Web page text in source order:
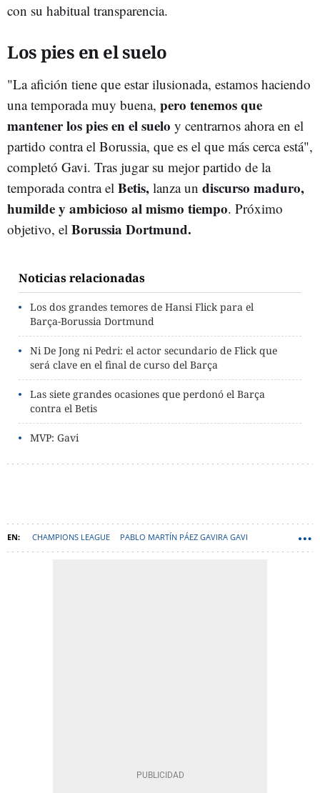
con su habitual transparencia.
Los pies en el suelo
"La afición tiene que estar ilusionada, estamos haciendo
una temporada muy buena, pero tenemos que
mantener los pies en el suelo y centrarnos ahora en el
partido contra el Borussia, que es el que más cerca está",
completó Gavi. Tras jugar su mejor partido de la
temporada contra el Betis, lanza un discurso maduro,
humilde y ambicioso al mismo tiempo. Próximo
objetivo, el Borussia Dortmund.
Noticias relacionadas
Los dos grandes temores de Hansi Flick para el
Barça-Borussia Dortmund
Ni De Jong ni Pedri: el actor secundario de Flick que
será clave en el final de curso del Barça
Las siete grandes ocasiones que perdonó el Barça
contra el Betis
MVP: Gavi
CHAMPIONS LEAGUE PABLO MARTÍN PÁEZ GAVIRA GAVI